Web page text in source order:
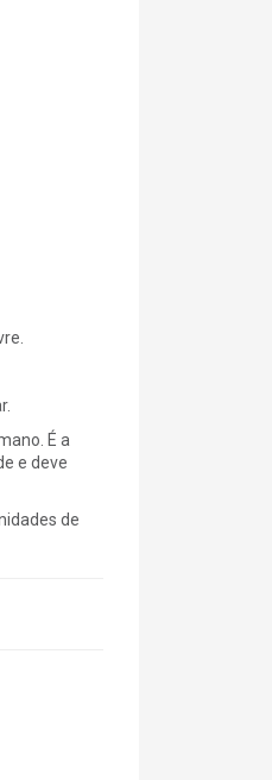
É a
e deve
de